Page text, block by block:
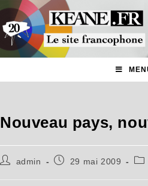
Nouveau pays,
admin 29 mai 2009